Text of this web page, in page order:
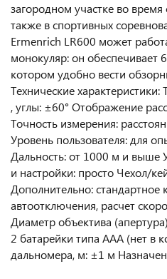
загородном участке во время
также в спортивных
Ermenrich LR600 может
монокуляр: он обеспечивает
котором удобно вести
Технические характеристики:
, углы: ±60° Отображение
Точность измерения:
Уровень пользователя: для
Дальность: от 1000 м и выше
и настройки: просто Чехол/
Дополнительно:
автоотключения, расчет
Диаметр объектива
2 батарейки типа ААА (нет в
дальномера, м: ±1 м